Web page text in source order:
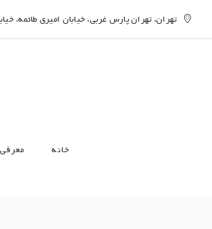
تهران، تهران پارس غربی، خیابان امیری طائمه، خیابان صادقی (113) ، انتهای بن بست شهید اسلامی پور
خانه معرفی